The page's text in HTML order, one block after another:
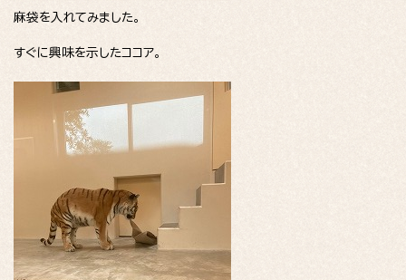
麻袋を入れてみました。
すぐに興味を示したココア。